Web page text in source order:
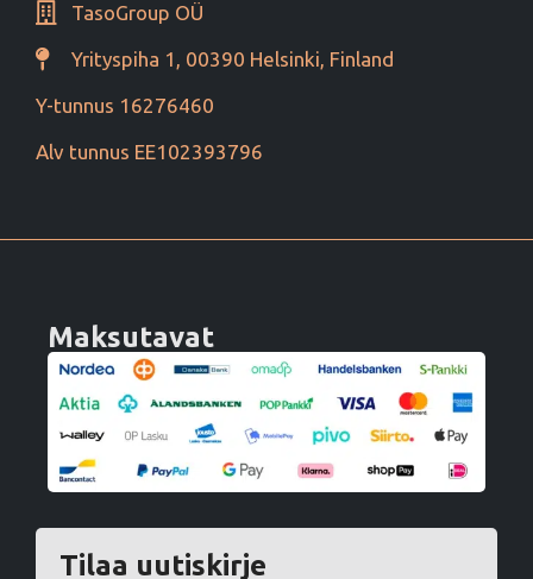
TasoGroup OÜ
Yrityspiha 1, 00390 Helsinki, Finland
Y-tunnus 16276460
Alv tunnus EE102393796
Maksutavat
Tilaa uutiskirje